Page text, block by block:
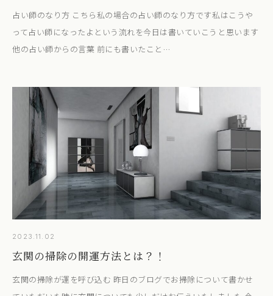
占い師のなり方 こちら私の場合の占い師のなり方です私はこうや
って占い師になったよという流れを今日は書いていこうと思います
他の占い師からの言葉 前にも書いたこと…
2023.11.02
玄関の掃除の開運方法とは？！
玄関の掃除が運を呼び込む 昨日のブログでお掃除について書かせ